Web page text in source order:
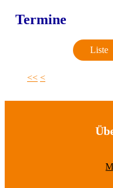
Termine
Liste
<< <